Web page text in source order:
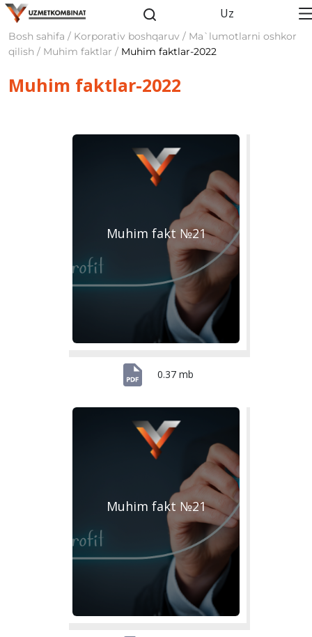
Uz
Bosh sahifa / Korporativ boshqaruv / Ma`lumotlarni oshkor
qilish / Muhim faktlar / Muhim faktlar-2022
Muhim faktlar-2022
Muhim fakt №21
0.37 mb
Muhim fakt №21